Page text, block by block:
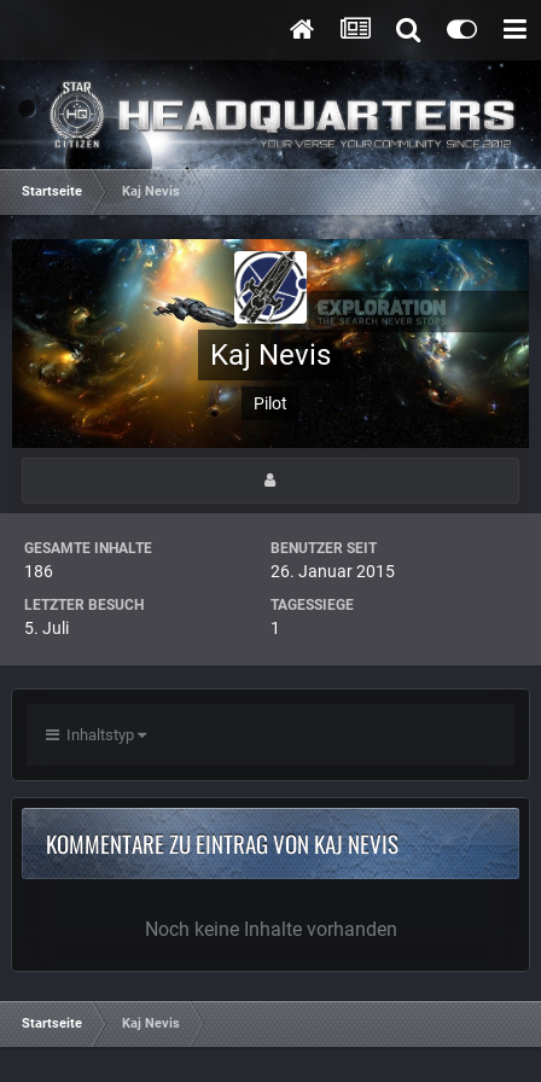
Startseite Kaj Nevis
Kaj Nevis
Pilot
GESAMTE INHALTE
186
BENUTZER SEIT
26. Januar 2015
LETZTER BESUCH
5. Juli
TAGESSIEGE
1
Inhaltstyp
KOMMENTARE ZU EINTRAG VON KAJ NEVIS
Noch keine Inhalte vorhanden
Startseite Kaj Nevis